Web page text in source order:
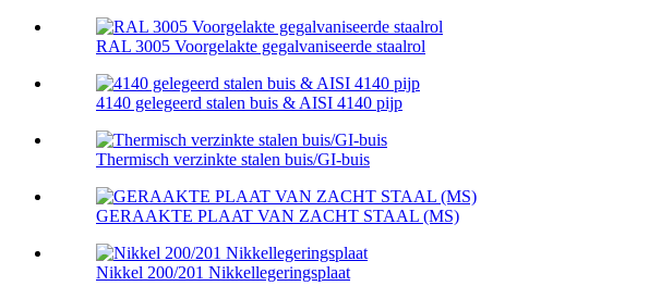
RAL 3005 Voorgelakte gegalvaniseerde staalrol
4140 gelegeerd stalen buis & AISI 4140 pijp
Thermisch verzinkte stalen buis/GI-buis
GERAAKTE PLAAT VAN ZACHT STAAL (MS)
Nikkel 200/201 Nikkellegeringsplaat